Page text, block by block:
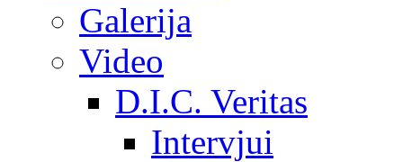
Galerija
Video
D.I.C. Veritas
Intervjui